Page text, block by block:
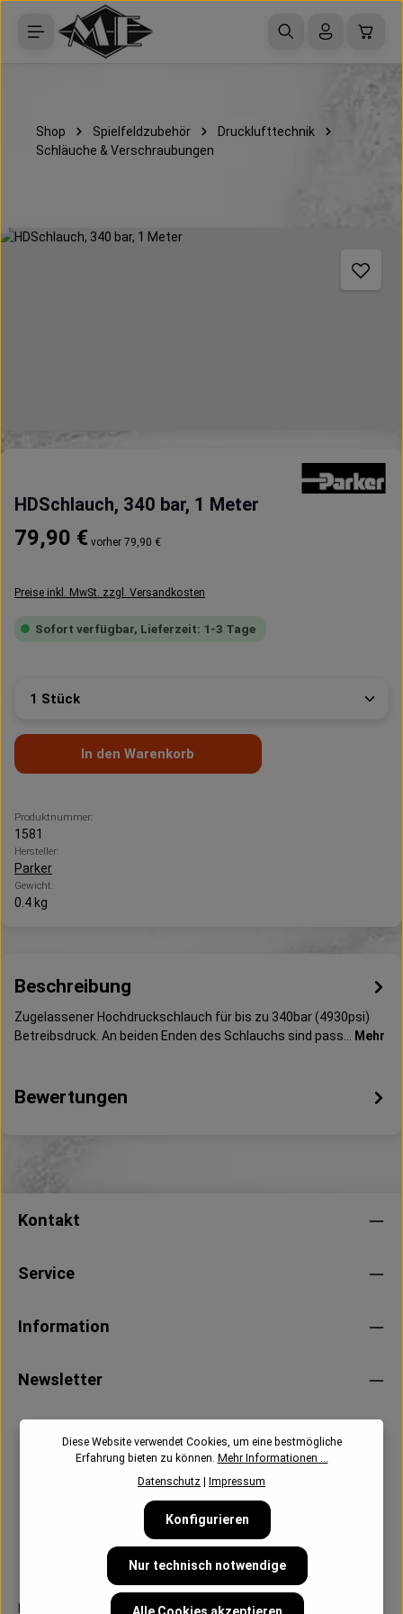
Zum Hauptinhalt springen
Shop Spielfeldzubehör
Drucklufttechnik
Schläuche & Verschraubungen
Bildergalerie überspringen
HDSchlauch, 340 bar, 1 Meter
Regulärer Preis:
79,90 € vorher 79,90 €
Preise inkl. MwSt. zzgl. Versandkosten
Sofort verfügbar, Lieferzeit: 1-3 Tage
Produkt Anzahl: Gib den gewünschten Wert ein
In den Warenkorb
Produktnummer:
1581
Hersteller:
Parker
Gewicht:
0.4 kg
Beschreibung
Zugelassener Hochdruckschlauch für bis zu 340bar (4930psi)
Betreibsdruck. An beiden Enden des Schlauchs sind pass…
Mehr
Bewertungen
Kontakt
Service
Information
Newsletter
Diese Website verwendet Cookies, um eine bestmögliche
Erfahrung bieten zu können. Mehr Informationen ...
Datenschutz | Impressum
Nur technisch notwendige
Konfigurieren
Alle Cookies akzeptieren